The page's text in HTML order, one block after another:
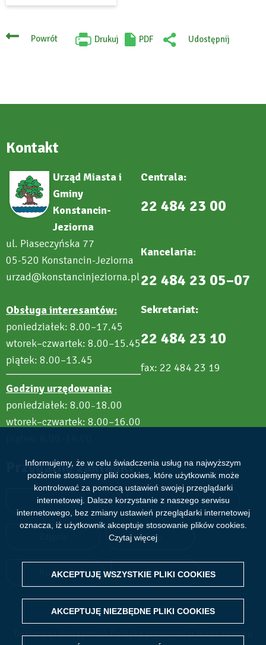
Informujemy, że w celu świadczenia usług na najwyższym
poziomie stosujemy pliki cookies, które użytkownik może
kontrolować za pomocą ustawień swojej przeglądarki
internetowej. Dalsze korzystanie z naszego serwisu
internetowego, bez zmiany ustawień przeglądarki internetowej
oznacza, iż użytkownik akceptuje stosowanie plików cookies.
Czytaj więcej
AKCEPTUJĘ WSZYSTKIE PLIKI COOKIES
AKCEPTUJĘ NIEZBĘDNE PLIKI COOKIES
WITHDRAW CONSENT
Powrót Drukuj
Will
PDF
Udostępnij
Kontakt
Urząd Miasta i
Gminy
Konstancin-
Jeziorna
ul. Piaseczyńska 77
05-520 Konstancin-Jeziorna
urzad@konstancinjeziorna.pl
Obsługa interesantów:
poniedziałek: 8.00–17.45
wtorek–czwartek: 8.00–15.45
piątek: 8.00–13.45
Godziny urzędowania:
poniedziałek: 8.00–18.00
wtorek–czwartek: 8.00–16.00
Centrala:
22 484 23 00
Kancelaria:
22 484 23 05–07
Sekretariat:
22 484 23 10
fax: 22 484 23 19
Przydatne zakładki
Aktualności Wydarzenia
Filmy
Kultura Sport
Deklaracja dostępności Polityka prywatności Mapa serwisu